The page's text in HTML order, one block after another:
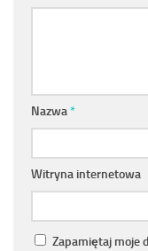
Nazwa*
Witryna internetowa
Zapamiętaj moje